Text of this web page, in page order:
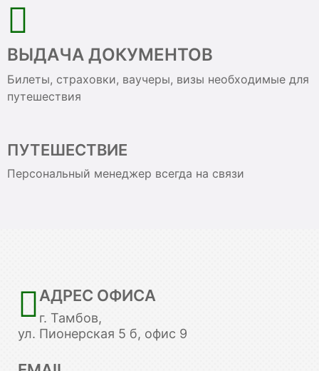
ВЫДАЧА ДОКУМЕНТОВ
Билеты, страховки, ваучеры, визы необходимые для
путешествия
ПУТЕШЕСТВИЕ
Персональный менеджер всегда на связи
АДРЕС ОФИСА
г. Тамбов,
ул. Пионерская 5 б, офис 9